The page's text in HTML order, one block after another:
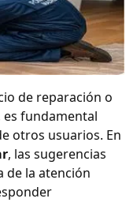
de reparación o
fundamental
otros usuarios. En
, las sugerencias
de la atención